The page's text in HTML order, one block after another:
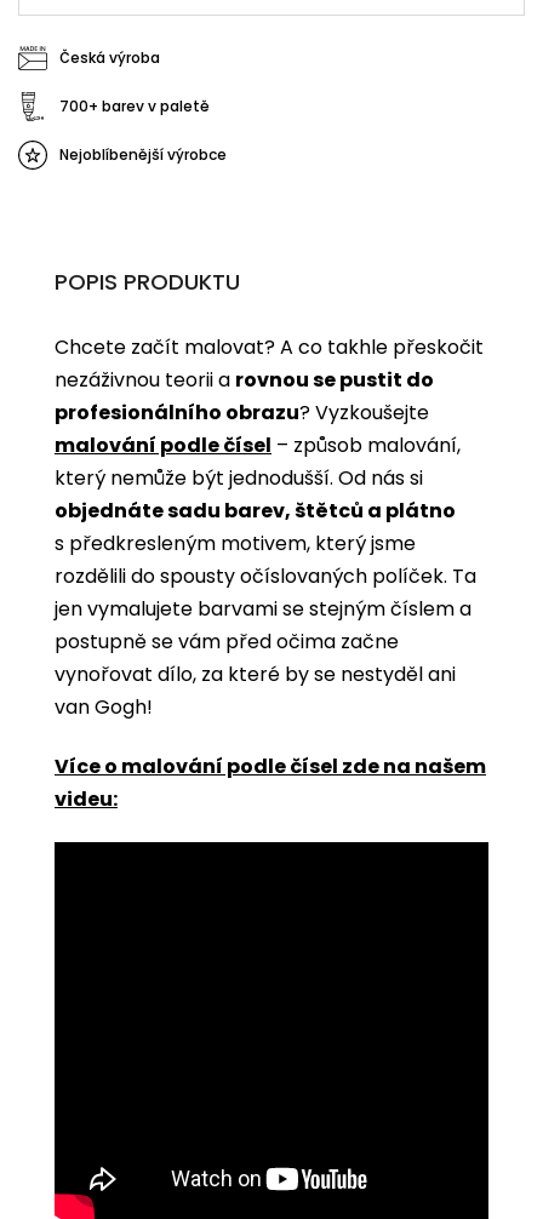
Česká výroba
700+ barev v paletě
Nejoblíbenější výrobce
POPIS PRODUKTU
Chcete začít malovat? A co takhle přeskočit
nezáživnou teorii a rovnou se pustit do
profesionálního obrazu? Vyzkoušejte
malování podle čísel ­­– způsob malování,
který nemůže být jednodušší. Od nás si
objednáte sadu barev, štětců a plátno
s předkresleným motivem, který jsme
rozdělili do spousty očíslovaných políček. Ta
jen vymalujete barvami se stejným číslem a
postupně se vám před očima začne
vynořovat dílo, za které by se nestyděl ani
van Gogh!
Více o malování podle čísel zde na našem
videu: